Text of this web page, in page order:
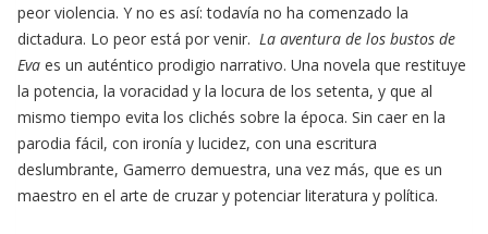
peor violencia. Y no es así: todavía no ha comenzado la
dictadura. Lo peor está por venir. La aventura de los bustos de
Eva es un auténtico prodigio narrativo. Una novela que restituye
la potencia, la voracidad y la locura de los setenta, y que al
mismo tiempo evita los clichés sobre la época. Sin caer en la
parodia fácil, con ironía y lucidez, con una escritura
deslumbrante, Gamerro demuestra, una vez más, que es un
maestro en el arte de cruzar y potenciar literatura y política.